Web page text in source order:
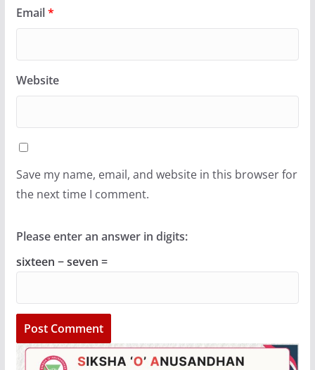
Email*
Website
Save my name, email, and website in this browser for
the next time I comment.
Please enter an answer in digits:
sixteen − seven =